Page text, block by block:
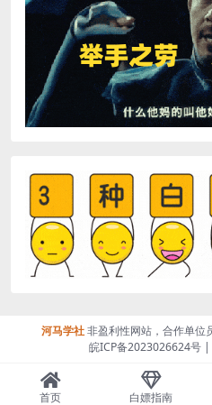
河马学社非盈利性网站，合作单位
皖ICP备2023026624号 |
首页 白嫖指南